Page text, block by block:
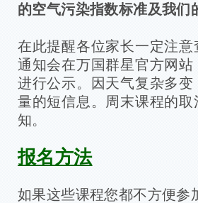
的空气污染指数标准及我们
在此提醒各位家长一定注
通知会在万国群星官方网
进行公示。因天气复杂多
量的短信息。周末课程的
知。
报名方法
如果这些课程您都不方便参